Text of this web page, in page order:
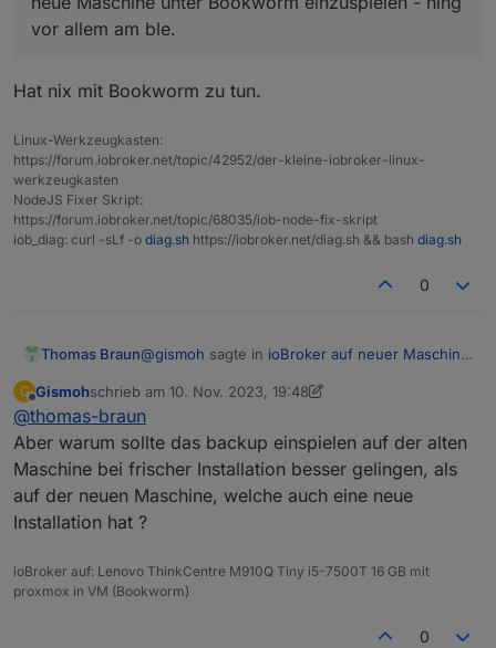
Backup zu machen, und dieses dann auf die neue
Maschine einzuspielen?
Irgendwie komme ich da "Logisch" nicht ganz mit?
vor allem am ble.
Hat nix mit Bookworm zu tun.
Linux-Werkzeugkasten:
https://forum.iobroker.net/topic/42952/der-kleine-iobroker-linux-
werkzeugkasten
NodeJS Fixer Skript:
https://forum.iobroker.net/topic/68035/iob-node-fix-skript
iob_diag: curl -sLf -o diag.sh https://iobroker.net/diag.sh && bash diag.sh
0
Thomas Braun@gismoh sagte in ioBroker auf neuer Maschine
auf die neue Maschine unter Bookworm
einzuspielen - hing vor allem am ble.
Hat nix mit Bookworm zu tun.
G
Offline
Gismohschrieb am 10. Nov. 2023, 19:48
zuletzt editiert von Gismoh11. Okt. 2023, 20:48
@thomas-braun
Aber warum sollte das backup einspielen auf der alten
Maschine bei frischer Installation besser gelingen, als
auf der neuen Maschine, welche auch eine neue
Installation hat ?
ioBroker auf: Lenovo ThinkCentre M910Q Tiny i5-7500T 16 GB mit
proxmox in VM (Bookworm)
0